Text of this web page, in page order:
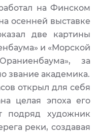
на Финском
осенней выставке
две картины
и «Морской
за
звание академика.
открыл для себя
целая эпоха его
подряд художник
реки, создавая